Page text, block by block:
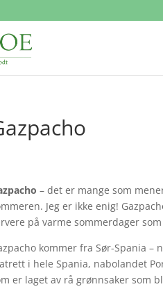
– det er mange som
Jeg er ikke enig!
på varme sommerdager
kommer fra Sør-Spania
i hele Spania, nabolandet
er laget av rå grønnsaker som